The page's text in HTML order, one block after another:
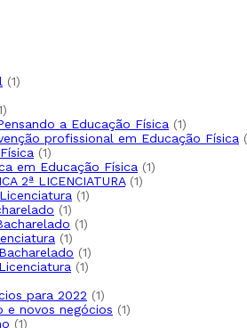
1
a Educação Física
1
profissional em Educação Física
1
em Educação Física
1
2ª LICENCIATURA
1
1
1
1
1
1
1
para 2022
1
e novos negócios
1
1